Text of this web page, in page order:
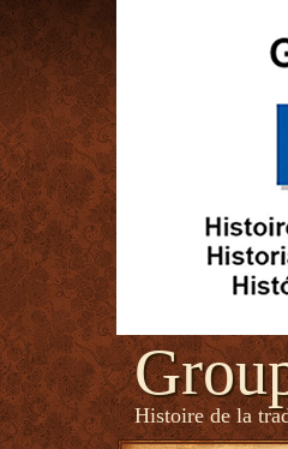
Histoire de la